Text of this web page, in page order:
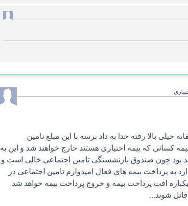
سال 1401 متاسفانه خیلی بالا رفته خدا به داد برسه با این مبلغ تامین
کسانی که بیمه اختیاری هستند خارج خواهند شد و این به
بود چون صندوق بازنشستگی تامین اجتماعی خالی است و
به پرداخت بیمه های فعال امیدوارم تامین اجتماعی در
افت پرداخت بیمه و خروج پرداخت بیمه خواهد شد
شوند...